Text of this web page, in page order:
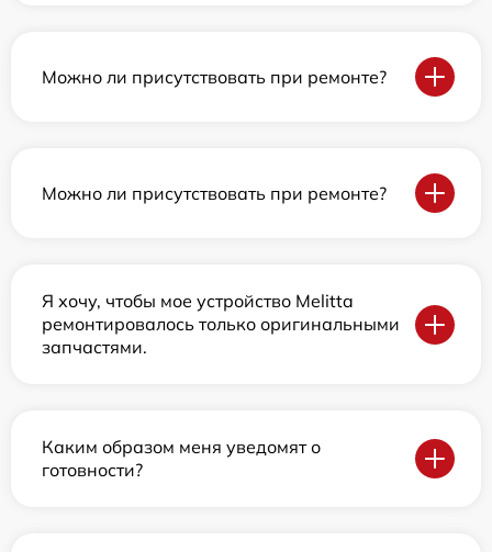
Можно ли присутствовать при ремонте?
Можно ли присутствовать при ремонте?
Я хочу, чтобы мое устройство Melitta
ремонтировалось только оригинальными
запчастями.
Каким образом меня уведомят о
готовности?